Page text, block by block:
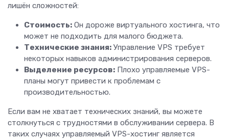
лишён сложностей:
Стоимость: Он дороже виртуального хостинга, что
может не подходить для малого бюджета.
Технические знания: Управление VPS требует
некоторых навыков администрирования серверов.
Выделение ресурсов: Плохо управляемые VPS-
планы могут привести к проблемам с
производительностью.
Если вам не хватает технических знаний, вы можете
столкнуться с трудностями в обслуживании сервера. В
таких случаях управляемый VPS-хостинг является